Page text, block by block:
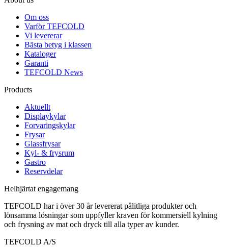
Om oss
Varför TEFCOLD
Vi levererar
Bästa betyg i klassen
Kataloger
Garanti
TEFCOLD News
Products
Aktuellt
Displaykylar
Forvaringskylar
Frysar
Glassfrysar
Kyl- & frysrum
Gastro
Reservdelar
Helhjärtat engagemang
TEFCOLD har i över 30 år levererat pålitliga produkter och
lönsamma lösningar som uppfyller kraven för kommersiell kylning
och frysning av mat och dryck till alla typer av kunder.
TEFCOLD A/S